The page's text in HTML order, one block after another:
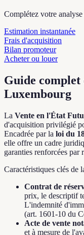
Complétez votre
Estimation instantanée
Frais d'acquisition
Bilan promoteur
Acheter ou louer
Guide complet
Luxembourg
La Vente en l'État
d'acquisition privilégié
Encadrée par la loi du
elle offre un cadre
garanties renforcées par
Caractéristiques clés de
Contrat de
prix, le descriptif
L'indemnité
(art. 1601-10 du
Acte de vente
et à mesure de